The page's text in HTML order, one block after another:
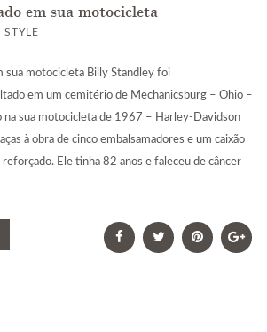
em sua motocicleta
STYLE
sua motocicleta Billy Standley foi
em um cemitério de Mechanicsburg – Ohio –
na sua motocicleta de 1967 – Harley-Davidson
à obra de cinco embalsamadores e um caixão
Ele tinha 82 anos e faleceu de câncer